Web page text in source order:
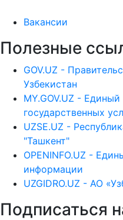
Вакансии
Полезные
GOV.UZ -
Узбекистан
MY.GOV.UZ -
государственных
UZSE.UZ -
"Ташкент"
OPENINFO.UZ -
информации
UZGIDRO.UZ - АО
Подписаться